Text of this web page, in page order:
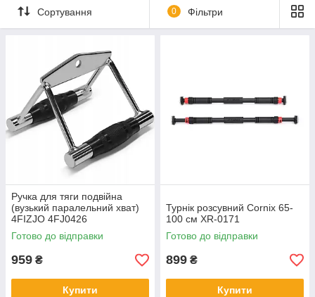
Сортування 0 Фільтри
Ручка для тяги подвійна
(вузький паралельний хват)
4FIZJO 4FJ0426
Готово до відправки
959 ₴
Купити
Турнік розсувний Cornix 65-
100 см XR-0171
Готово до відправки
899 ₴
Купити